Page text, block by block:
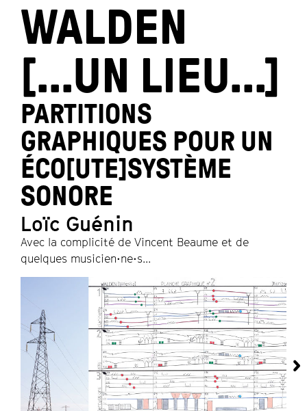
WALDEN
[...UN LIEU...]
PARTITIONS
GRAPHIQUES POUR UN
ÉCO[UTE]SYSTÈME
SONORE
Loïc Guénin
Avec la complicité de Vincent Beaume et de
quelques musicien•ne•s...